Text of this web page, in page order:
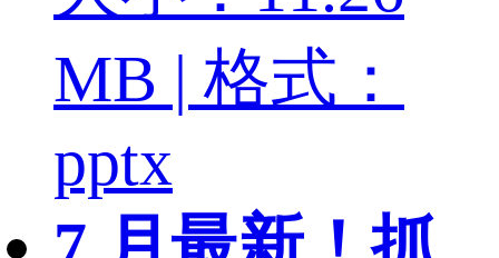
MB | 格式：
pptx